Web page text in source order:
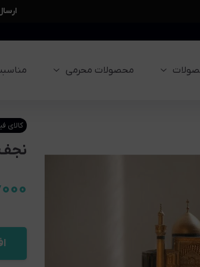
محصولات محرمی
کالای